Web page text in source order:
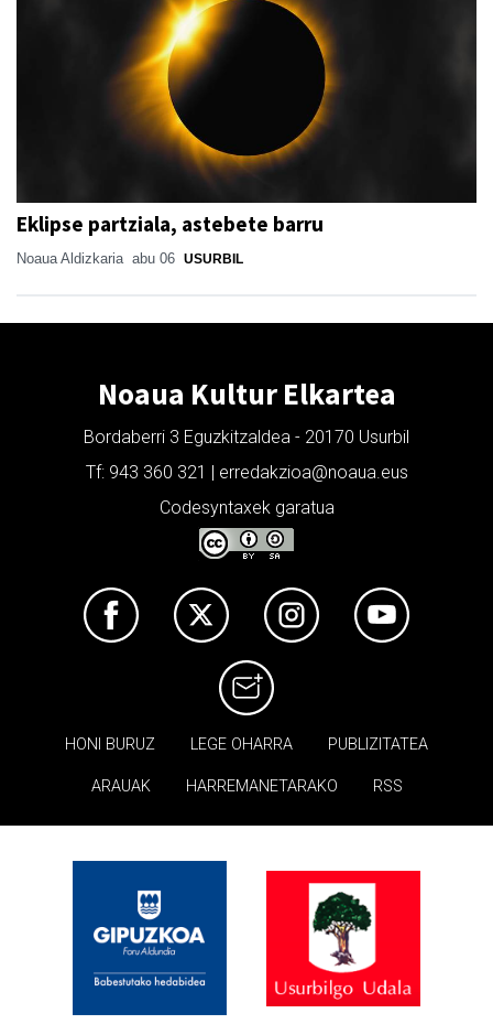
Eklipse partziala, astebete barru
Noaua Aldizkaria abu 06 USURBIL
Noaua Kultur Elkartea
Bordaberri 3 Eguzkitzaldea - 20170 Usurbil
Tf: 943 360 321 | erredakzioa@noaua.eus
Codesyntaxek garatua
HONI BURUZ LEGE OHARRA PUBLIZITATEA
ARAUAK HARREMANETARAKO RSS